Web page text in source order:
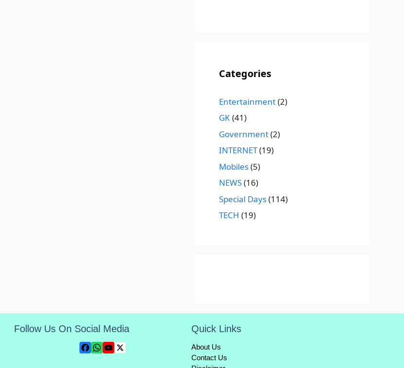
Categories
Entertainment(2)
GK(41)
Government(2)
INTERNET(19)
Mobiles(5)
NEWS(16)
Special Days(114)
TECH (19)
Follow Us On Social Media Quick Links
About Us
Contact Us